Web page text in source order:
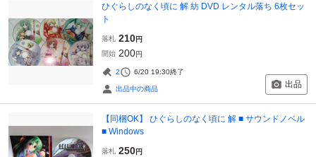
ひぐらしのなく頃に 解 紡 DVD レンタル落ち 6枚セッ
ト
落札 210円
開始 200円
2 6/20 19:30終了
出品中の商品 出品
【同梱OK】 ひぐらしのなく頃に 解 ■ サウンドノベル
■ Windows
落札 250円